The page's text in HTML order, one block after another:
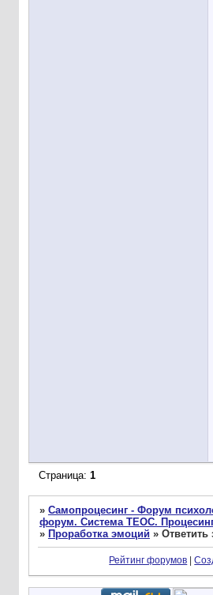
Страница: 1
» Самопроцесинг - Форум
форум. Система ТЕОС.
» Проработка эмоций » Ответить
Рейтинг форумов |